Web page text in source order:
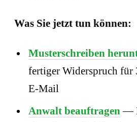
Was Sie jetzt tun können:
Musterschreiben
fertiger Widerspruch für
E-Mail
Anwalt beauftragen—